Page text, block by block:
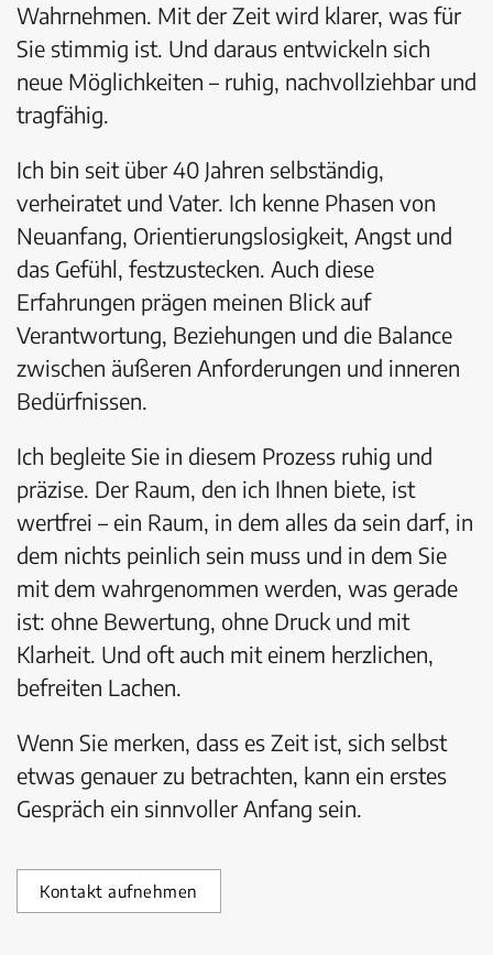
Wahrnehmen. Mit der Zeit wird klarer, was für
Sie stimmig ist. Und daraus entwickeln sich
neue Möglichkeiten – ruhig, nachvollziehbar und
tragfähig.
Ich bin seit über 40 Jahren selbständig,
verheiratet und Vater. Ich kenne Phasen von
Neuanfang, Orientierungslosigkeit, Angst und
das Gefühl, festzustecken. Auch diese
Erfahrungen prägen meinen Blick auf
Verantwortung, Beziehungen und die Balance
zwischen äußeren Anforderungen und inneren
Bedürfnissen.
Ich begleite Sie in diesem Prozess ruhig und
präzise. Der Raum, den ich Ihnen biete, ist
wertfrei – ein Raum, in dem alles da sein darf, in
dem nichts peinlich sein muss und in dem Sie
mit dem wahrgenommen werden, was gerade
ist: ohne Bewertung, ohne Druck und mit
Klarheit. Und oft auch mit einem herzlichen,
befreiten Lachen.
Wenn Sie merken, dass es Zeit ist, sich selbst
etwas genauer zu betrachten, kann ein erstes
Gespräch ein sinnvoller Anfang sein.
Kontakt aufnehmen